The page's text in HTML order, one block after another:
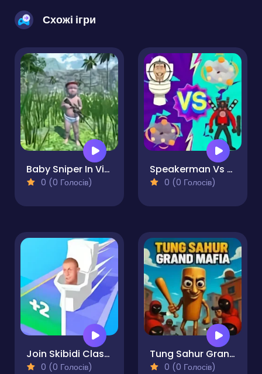
Схожі ігри
Baby Sniper In Vietnam
0 (0 Голосів)
Speakerman Vs Skibidi Toilet
0 (0 Голосів)
Join Skibidi Clash 3D
0 (0 Голосів)
Tung Sahur Grand Mafia
0 (0 Голосів)